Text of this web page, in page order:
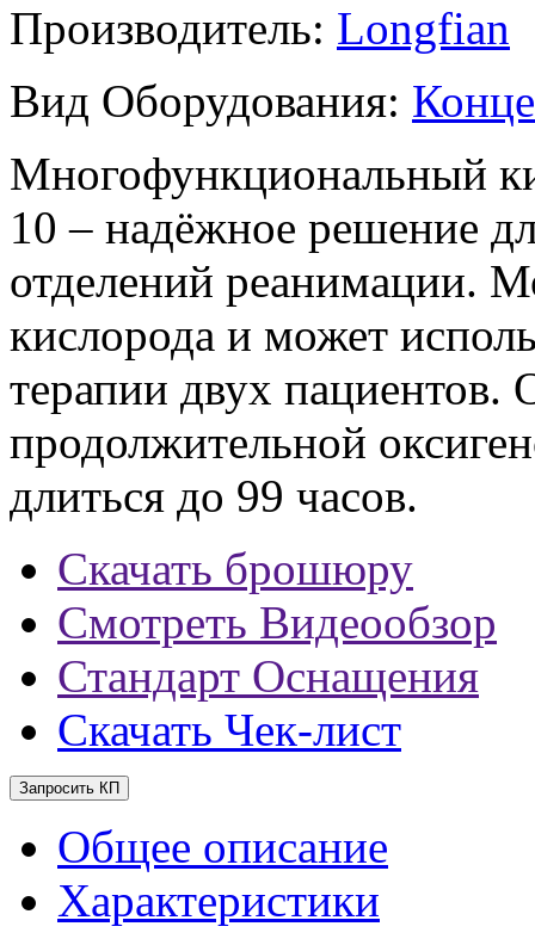
Производитель: Longfian
Вид Оборудования:
Многофункциональный
10 – надёжное решение
отделений реанимации.
кислорода и может
терапии двух пациентов.
продолжительной
длиться до 99 часов.
Скачать брошюру
Смотреть Видеообзор
Стандарт Оснащения
Скачать Чек-лист
Запросить КП
Общее описание
Характеристики